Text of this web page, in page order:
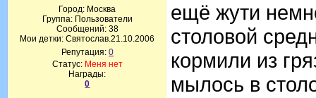
Город: Москва
Группа: Пользователи
Сообщений: 38
Мои детки: Святослав.21.10.2006
Репутация: 0
Статус: Меня нет
Награды:
0
ещё жути
столовой
кормили из
мылось в